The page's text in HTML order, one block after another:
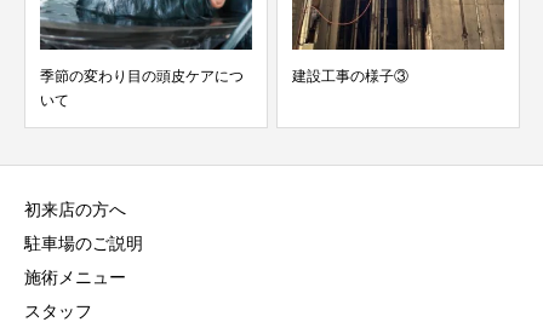
季節の変わり目の頭皮ケアにつ
いて
建設工事の様子③
初来店の方へ
駐車場のご説明
施術メニュー
スタッフ